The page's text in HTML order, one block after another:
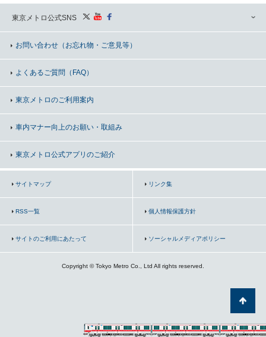
東京メトロ公式SNS
お問い合わせ （お忘れ物・ご意見等）
よくあるご質問（FAQ）
東京メトロのご利用案内
車内マナー向上のお願い・取組み
東京メトロ公式アプリのご紹介
サイトマップ リンク集
RSS一覧 個人情報保護方針
サイトのご利用にあたって ソーシャルメディアポリシー
Copyright © Tokyo Metro Co., Ltd All rights reserved.